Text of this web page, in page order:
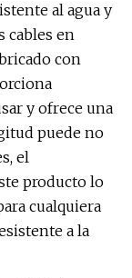
al agua y
cables en
con
y ofrece una
puede no
el
producto lo
cualquiera
a la